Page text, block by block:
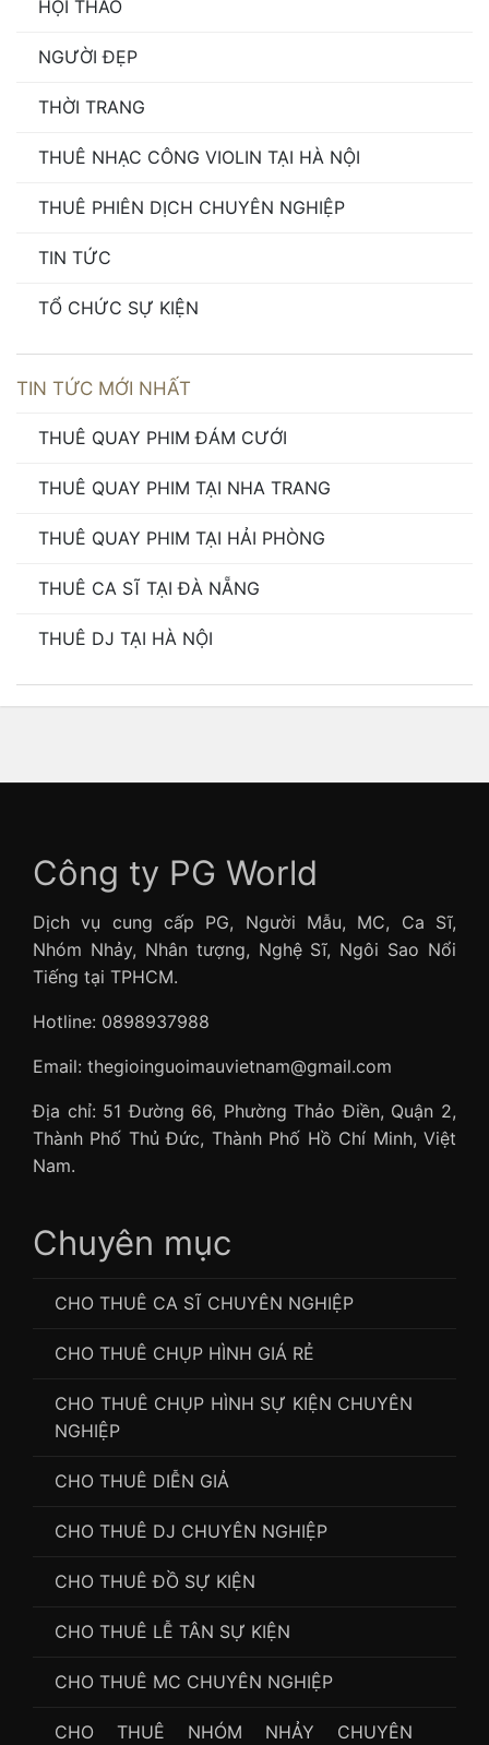
HỘI THẢO
NGƯỜI ĐẸP
THỜI TRANG
THUÊ NHẠC CÔNG VIOLIN TẠI HÀ NỘI
THUÊ PHIÊN DỊCH CHUYÊN NGHIỆP
TIN TỨC
TỔ CHỨC SỰ KIỆN
TIN TỨC MỚI NHẤT
THUÊ QUAY PHIM ĐÁM CƯỚI
THUÊ QUAY PHIM TẠI NHA TRANG
THUÊ QUAY PHIM TẠI HẢI PHÒNG
THUÊ CA SĨ TẠI ĐÀ NẴNG
THUÊ DJ TẠI HÀ NỘI
Công ty PG World
Dịch vụ cung cấp PG, Người Mẫu, MC, Ca Sĩ,
Nhóm Nhảy, Nhân tượng, Nghệ Sĩ, Ngôi Sao Nổi
Tiếng tại TPHCM.
Hotline: 0898937988
Email: thegioinguoimauvietnam@gmail.com
Địa chỉ: 51 Đường 66, Phường Thảo Điền, Quận 2,
Thành Phố Thủ Đức, Thành Phố Hồ Chí Minh, Việt
Nam.
Chuyên mục
CHO THUÊ CA SĨ CHUYÊN NGHIỆP
CHO THUÊ CHỤP HÌNH GIÁ RẺ
CHO THUÊ CHỤP HÌNH SỰ KIỆN CHUYÊN
NGHIỆP
CHO THUÊ DIỄN GIẢ
CHO THUÊ DJ CHUYÊN NGHIỆP
CHO THUÊ ĐỒ SỰ KIỆN
CHO THUÊ LỄ TÂN SỰ KIỆN
CHO THUÊ MC CHUYÊN NGHIỆP
CHO THUÊ NHÓM NHẢY CHUYÊN